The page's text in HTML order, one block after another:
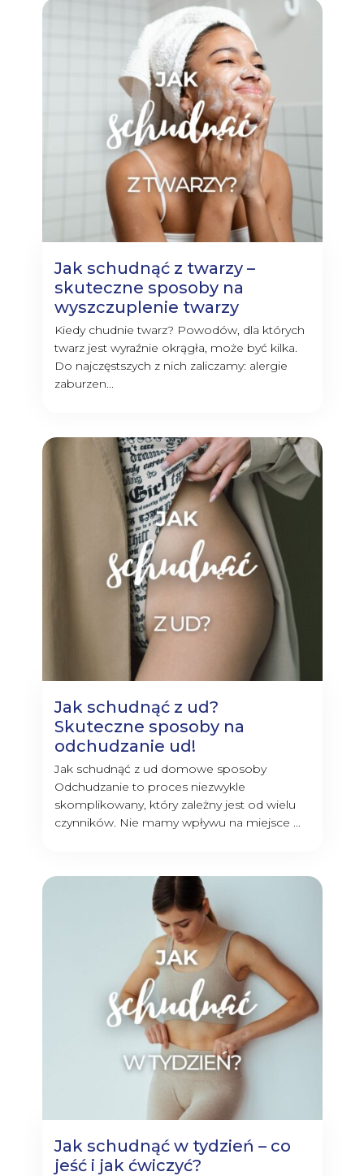
Jak schudnąć z twarzy –
skuteczne sposoby na
wyszczuplenie twarzy
Kiedy chudnie twarz? Powodów, dla których
twarz jest wyraźnie okrągła, może być kilka.
Do najczęstszych z nich zaliczamy: alergie
zaburzen...
Jak schudnąć z ud?
Skuteczne sposoby na
odchudzanie ud!
Jak schudnąć z ud domowe sposoby
Odchudzanie to proces niezwykle
skomplikowany, który zależny jest od wielu
czynników. Nie mamy wpływu na miejsce ...
Jak schudnąć w tydzień – co
jeść i jak ćwiczyć?